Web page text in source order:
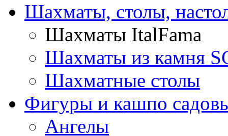
Шахматы, столы,
Шахматы ItalFama
Шахматы из камня
Шахматные столы
Фигуры и кашпо
Ангелы